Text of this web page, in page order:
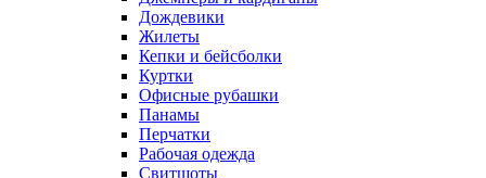
Дождевики
Жилеты
Кепки и бейсболки
Куртки
Офисные рубашки
Панамы
Перчатки
Рабочая одежда
Свитшоты